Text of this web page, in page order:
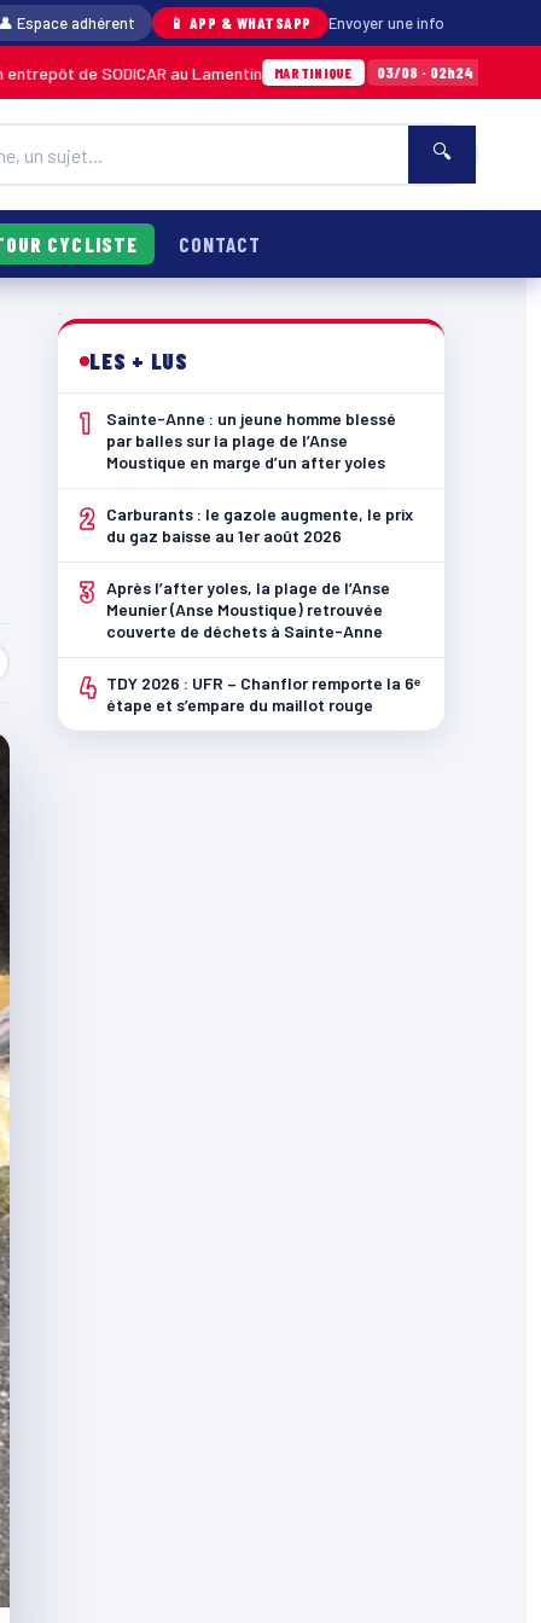
👤 Espace adhérent 📱 APP & WHATSAPP Envoyer une info
au Lamentin MARTINIQUE 03/08 · 02h24 Sainte-Anne : un
🔍
CYCLISTE CONTACT
LES + LUS
1
Sainte-Anne : un jeune homme blessé
par balles sur la plage de l’Anse
Moustique en marge d’un after yoles
2
Carburants : le gazole augmente, le prix
du gaz baisse au 1er août 2026
3 Après l’after yoles, la plage de l’Anse
Meunier (Anse Moustique) retrouvée
couverte de déchets à Sainte-Anne
4 TDY 2026 : UFR – Chanflor remporte la 6ᵉ
étape et s’empare du maillot rouge